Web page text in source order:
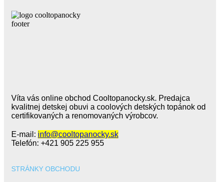
Víta vás online obchod Cooltopanocky.sk. Predajca
kvalitnej detskej obuvi a coolových detských topánok od
certifikovaných a renomovaných výrobcov.
E-mail: info@cooltopanocky.sk
Telefón: +421 905 225 955
STRÁNKY OBCHODU